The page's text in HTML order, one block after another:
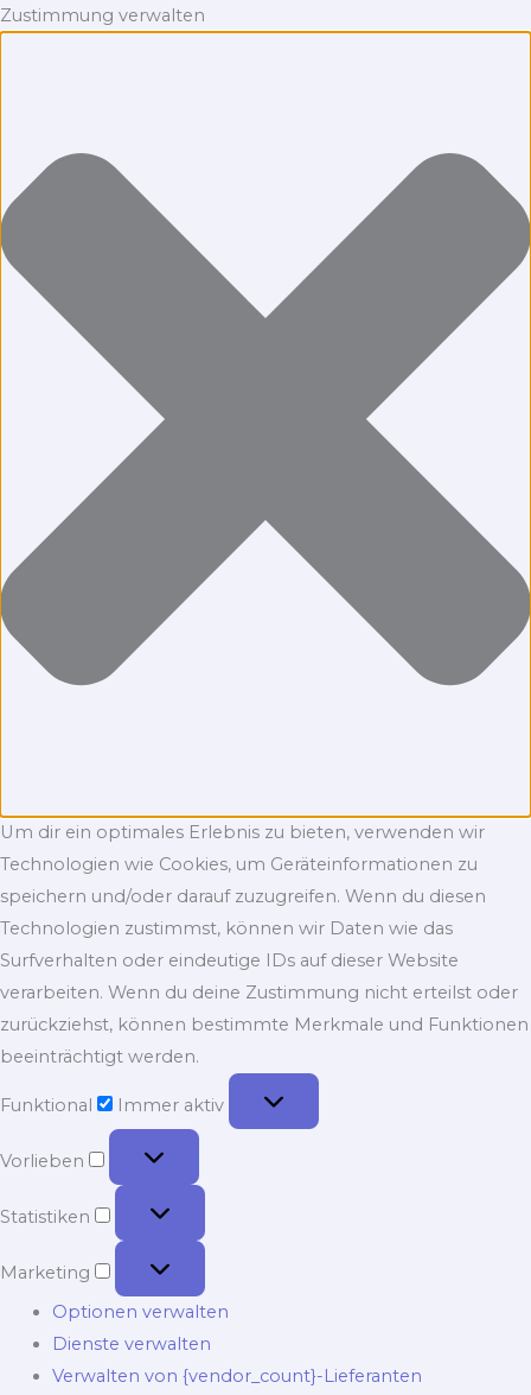
Zustimmung verwalten
Um dir ein optimales Erlebnis zu bieten, verwenden wir
Technologien wie Cookies, um Geräteinformationen zu
speichern und/oder darauf zuzugreifen. Wenn du diesen
Technologien zustimmst, können wir Daten wie das
Surfverhalten oder eindeutige IDs auf dieser Website
verarbeiten. Wenn du deine Zustimmung nicht erteilst oder
zurückziehst, können bestimmte Merkmale und Funktionen
beeinträchtigt werden.
Funktional
Immer aktiv
Vorlieben
Vorlieben
Statistiken
Statistiken
Marketing
Marketing
Optionen verwalten
Dienste verwalten
Verwalten von {vendor_count}-Lieferanten